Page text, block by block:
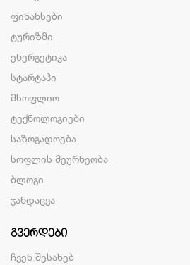
ფინანსები
ტურიზმი
ენერგეტიკა
სტარტაპი
მსოფლიო
ტექნოლოგიები
საზოგადოება
სოფლის მეურნეობა
ბლოგი
ჯანდაცვა
ᲒᲕᲔᲠᲓᲔᲑᲘ
ჩვენ შესახებ